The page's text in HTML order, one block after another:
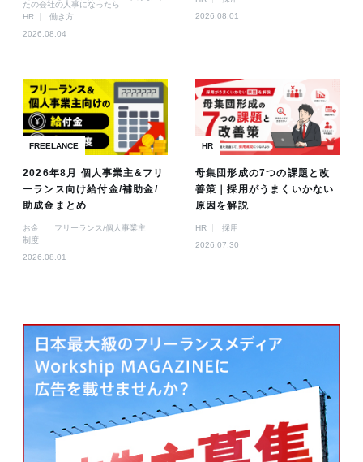
たの会社の人事になったら
HR
働き方
2026.08.04
2026.08.01
FREELANCE
2026年8月 個人事業主&フリ
ーランス向け給付金/補助金/
助成金まとめ
お金
フリーランス/個人事業主
制度
2026.08.01
HR
母集団形成の7つの課題と改
善策｜採用がうまくいかない
原因を解説
HR
採用
2026.07.30